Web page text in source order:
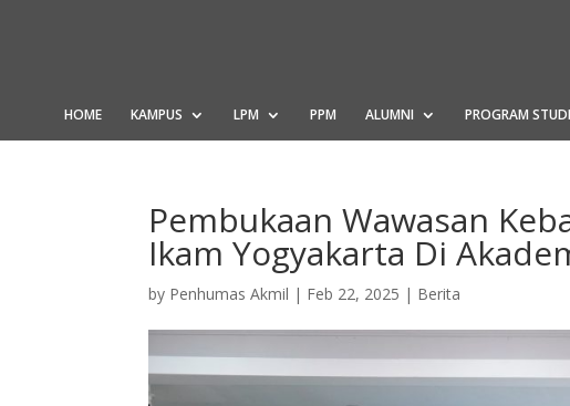
HOME KAMPUS LPM PPM ALUMNI PROGRAM STUDI
Pembukaan Wawasan
Ikam Yogyakarta Di
by Penhumas Akmil | Feb 22, 2025 | Berita